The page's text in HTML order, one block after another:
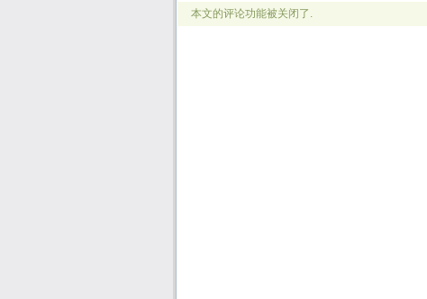
本文的评论功能被关闭了.